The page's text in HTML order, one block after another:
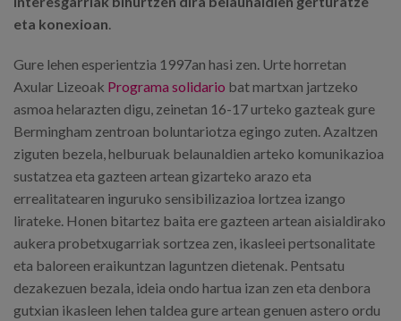
eta konexioan.
Gure lehen esperientzia 1997an hasi zen. Urte horretan
Axular Lizeoak Programa solidario bat martxan jartzeko
asmoa helarazten digu, zeinetan 16-17 urteko gazteak gure
Bermingham zentroan boluntariotza egingo zuten. Azaltzen
ziguten bezela, helburuak belaunaldien arteko komunikazioa
sustatzea eta gazteen artean gizarteko arazo eta
errealitatearen inguruko sensibilizazioa lortzea izango
lirateke. Honen bitartez baita ere gazteen artean aisialdirako
aukera probetxugarriak sortzea zen, ikasleei pertsonalitate
eta baloreen eraikuntzan laguntzen dietenak. Pentsatu
dezakezuen bezala, ideia ondo hartua izan zen eta denbora
gutxian ikasleen lehen taldea gure artean genuen astero ordu